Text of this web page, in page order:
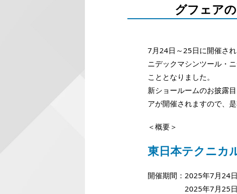
グフェア
7月24日～25日に開催さ
ニデックマシンツール・
こととなりました。
新ショールームのお披露
アが開催されますので、
＜概要＞
東日本テクニカ
開催期間：2025年7月
2025年7月25日（金